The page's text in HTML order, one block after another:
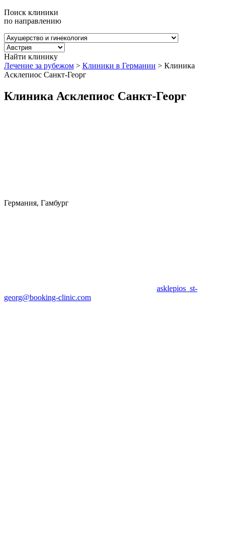
Поиск клиники
по направлению
Найти клинику
Лечение за рубежом > Клиники в Германии > Клиника
Асклепиос Санкт-Георг
Клиника Асклепиос Санкт-Георг
Германия, Гамбург
asklepios_st-
georg@booking-clinic.com